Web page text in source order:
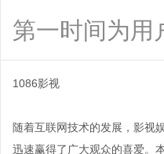
第一时间为用
1086影视
随着互联网技术的发展，影视
迅速赢得了广大观众的喜爱。